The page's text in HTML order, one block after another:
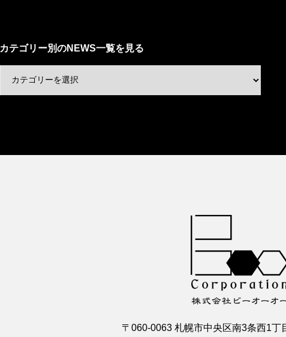
カテゴリー別のNEWS一覧を見る
〒060-0063 札幌市中央区南3条西1丁